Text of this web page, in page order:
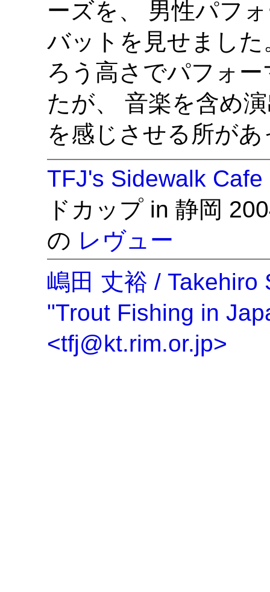
ーズを、 男性パフ
バットを見せまし
ろう高さでパフォ
たが、 音楽を含め
を感じさせる所が
TFJ's Sidewalk Cafe
ドカップ in 静岡
の レヴュー
嶋田 丈裕 / Takehiro
"Trout Fishing in
<tfj@kt.rim.or.jp>